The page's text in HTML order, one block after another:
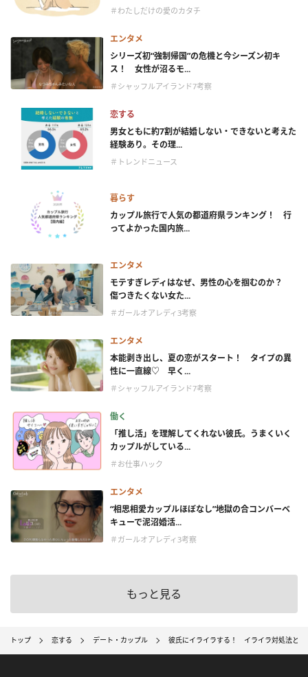
＃わたしだけの愛のカタチ
エンタメ
シリーズ初“強制帰国”の危機と今シーズン初キ
ス！ 女性が沼るモ...
＃シャッフルアイランド7考察
恋する
男女ともに約7割が結婚しない・できないと考えた
経験あり。その理...
＃トレンドニュース
暮らす
カップル旅行で人気の都道府県ランキング！ 行
ってよかった国内旅...
エンタメ
モテすぎレディはなぜ、男性の心を掴むのか？
傷つきたくない女た...
＃ガールオアレディ3考察
エンタメ
本能剥き出し、夏の恋がスタート！ タイプの異
性に一直線♡ 早く...
＃シャッフルアイランド7考察
働く
「推し活」を理解してくれない彼氏。うまくいく
カップルがしている...
＃お仕事ハック
エンタメ
“相思相愛カップルほぼなし”地獄の合コンバーベ
キューで泥沼婚活...
＃ガールオアレディ3考察
もっと見る
トップ 恋する デート・カップル 彼氏にイライラする！ イライラ対処法と別